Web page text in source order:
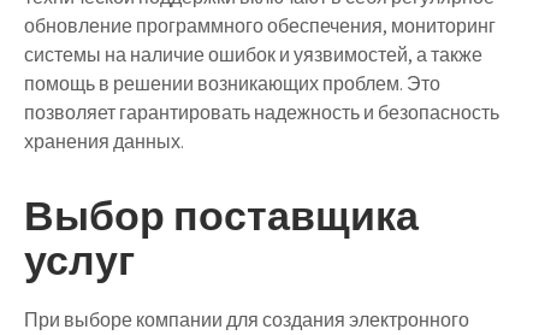
обновление программного обеспечения, мониторинг
системы на наличие ошибок и уязвимостей, а также
помощь в решении возникающих проблем. Это
позволяет гарантировать надежность и безопасность
хранения данных.
Выбор поставщика
услуг
При выборе компании для создания электронного